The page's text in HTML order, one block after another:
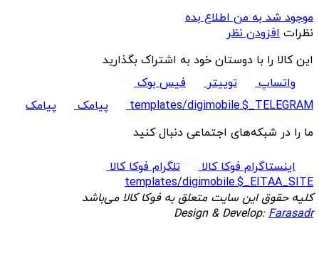
موجود شد به من اطلاع بده
نظرات افزودن نظر
این کالا را با دوستان خود به اشتراک بگذارید
واتساپ
توییتر
فیس بوک
templates/digimobile.$_TELEGRAM
پیامک
پیامک
ما را در شبکه‌های اجتماعی دنبال کنید
اینستاگرام فوکا کالا
تلگرام فوکا کالا
templates/digimobile.$_EITAA_SITE
کلیه حقوق این سایت متعلق به فوکا کالا می‌باشد
Design & Develop:Farasadr